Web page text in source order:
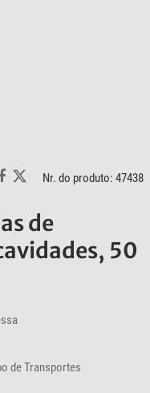
Nr. do produto: 47438
de
50
de Transportes